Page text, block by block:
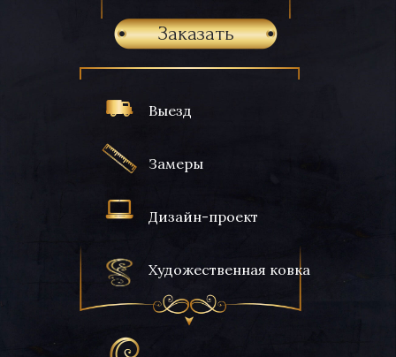
Выезд
Замеры
Дизайн-проект
Художественная ковка
Заказать